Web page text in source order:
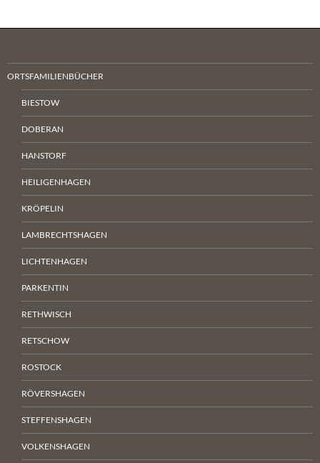
ORTSFAMILIENBÜCHER
BIESTOW
DOBERAN
HANSTORF
HEILIGENHAGEN
KRÖPELIN
LAMBRECHTSHAGEN
LICHTENHAGEN
PARKENTIN
RETHWISCH
RETSCHOW
ROSTOCK
RÖVERSHAGEN
STEFFENSHAGEN
VOLKENSHAGEN